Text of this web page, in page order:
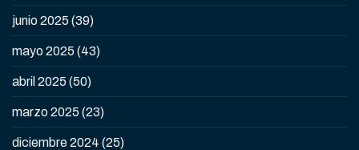
junio 2025 (39)
mayo 2025 (43)
abril 2025 (50)
marzo 2025 (23)
diciembre 2024 (25)